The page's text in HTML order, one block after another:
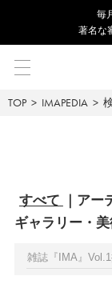
毎
著名な
TOP IMAPEDIA
すべて
アー
ギャラリー・